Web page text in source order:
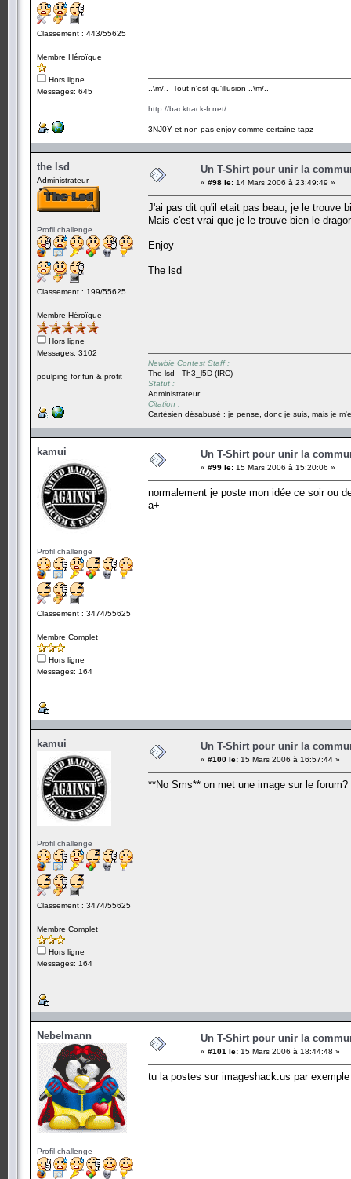
Classement : 443/55625
Membre Héroïque
Hors ligne
Messages: 645
..\m/.. Tout n'est qu'illusion ..\m/..
http://backtrack-fr.net/
3NJ0Y et non pas enjoy comme certaine tapz
the lsd
Administrateur
Profil challenge
Classement : 199/55625
Membre Héroïque
Hors ligne
Messages: 3102
poulping for fun & profit
Un T-Shirt pour unir la
« #98 le: 14 Mars 2006 à 23:49:49 »
J'ai pas dit qu'il etait pas beau, je le trouve
Mais c'est vrai que je le trouve bien le
Enjoy
The lsd
Newbie Contest Staff :
The lsd - Th3_l5D (IRC)
Statut :
Administrateur
Citation :
Cartésien désabusé : je pense, donc je suis, mais je
kamui
Profil challenge
Classement : 3474/55625
Membre Complet
Hors ligne
Messages: 164
Un T-Shirt pour unir la
« #99 le: 15 Mars 2006 à 15:20:06 »
normalement je poste mon idée ce soir ou
a+
kamui
Profil challenge
Classement : 3474/55625
Membre Complet
Hors ligne
Messages: 164
Un T-Shirt pour unir la
« #100 le: 15 Mars 2006 à 16:57:44 »
**No Sms** on met une image sur le forum?
Nebelmann
Profil challenge
Un T-Shirt pour unir la
« #101 le: 15 Mars 2006 à 18:44:48 »
tu la postes sur imageshack.us par